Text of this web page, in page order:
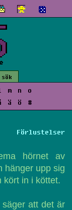
m n
o
ä ö #
Förlustelser
hörnet av
hänger upp sig
kört in i köttet.
att det är